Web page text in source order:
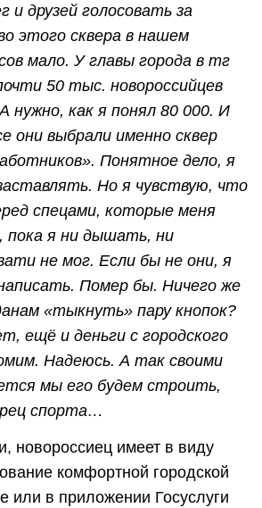
и друзей голосовать за
этого сквера в нашем
мало. У главы города в тг
50 тыс. новороссийцев
нужно, как я понял 80 000. И
они выбрали именно сквер
Понятное дело, я
Но я чувствую, что
спецами, которые меня
пока я ни дышать, ни
не мог. Если бы не они, я
Помер бы. Ничего же
«тыкнуть» пару кнопок?
ещё и деньги с городского
Надеюсь. А так своими
мы его будем строить,
спорта…
новороссиец имеет в виду
комфортной городской
или в приложении Госуслуги